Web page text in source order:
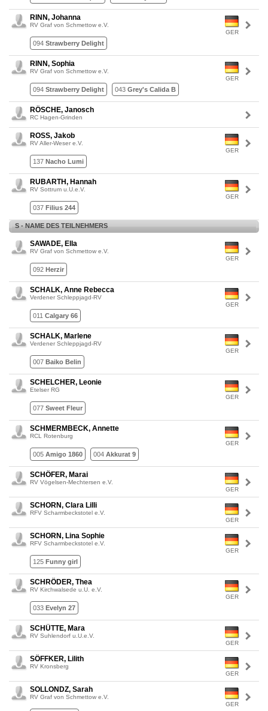
GER
RINN, Johanna
RV Graf von Schmettow e.V.
094 Strawberry Delight
GER
RINN, Sophia
RV Graf von Schmettow e.V.
094 Strawberry Delight 043 Grey's Calida B
RÖSCHE, Janosch
RC Hagen-Grinden
GER
ROSS, Jakob
RV Aller-Weser e.V.
137 Nacho Lumi
GER
RUBARTH, Hannah
RV Sottrum u.U.e.V.
037 Filius 244
S - NAME DES TEILNEHMERS
GER
SAWADE, Ella
RV Graf von Schmettow e.V.
092 Herzir
GER
SCHALK, Anne Rebecca
Verdener Schleppjagd-RV
011 Calgary 66
GER
SCHALK, Marlene
Verdener Schleppjagd-RV
007 Baiko Belin
GER
SCHELCHER, Leonie
Etelser RG
077 Sweet Fleur
GER
SCHMERMBECK, Annette
RCL Rotenburg
005 Amigo 1860 004 Akkurat 9
GER
SCHÖFER, Marai
RV Vögelsen-Mechtersen e.V.
GER
SCHORN, Clara Lilli
RFV Scharmbeckstotel e.V.
GER
SCHORN, Lina Sophie
RFV Scharmbeckstotel e.V.
125 Funny girl
GER
SCHRÖDER, Thea
RV Kirchwalsede u.U. e.V.
033 Evelyn 27
GER
SCHÜTTE, Mara
RV Suhlendorf u.U.e.V.
GER
SÖFFKER, Lilith
RV Kronsberg
GER
SOLLONDZ, Sarah
RV Graf von Schmettow e.V.